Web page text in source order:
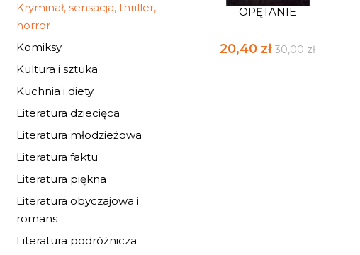
Kryminał, sensacja, thriller,
horror
Komiksy
Kultura i sztuka
Kuchnia i diety
Literatura dziecięca
Literatura młodzieżowa
Literatura faktu
Literatura piękna
Literatura obyczajowa i
romans
Literatura podróżnicza
OPĘTANIE
20,40 zł30,00 zł